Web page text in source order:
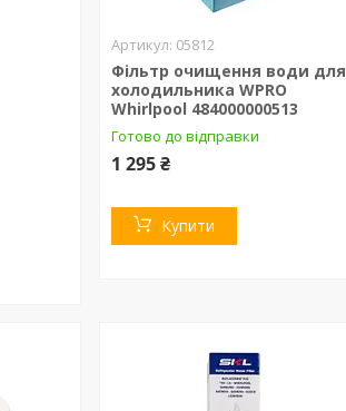
05812
Фільтр очищення води для
холодильника WPRO
Whirlpool 484000000513
Готово до відправки
1 295 ₴
Купити